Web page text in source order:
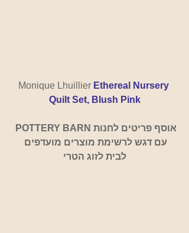
Monique Lhuillier Ethereal Nursery
Quilt Set, Blush Pink
עם דגש לרשימת מוצרים מועדפים
לבית לזוג הטרי